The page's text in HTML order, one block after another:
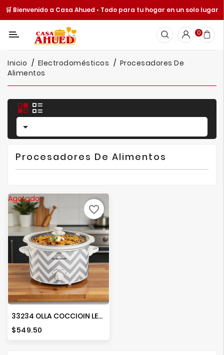
🛒 Bienvenido a Casa Ahued • Todo para tu hogar en un solo lugar
Categoría
Cocina
Y
Mesa
Hogar
Cuisine
Spot
Juguetería
Catálogos
Ver
Más
0
Inicio Electrodomésticos
Procesadores De
Alimentos

Procesadores De Alimentos
Agotado
33234 OLLA COCCIOIN LENTA
Precio
$549.50
favorite_border